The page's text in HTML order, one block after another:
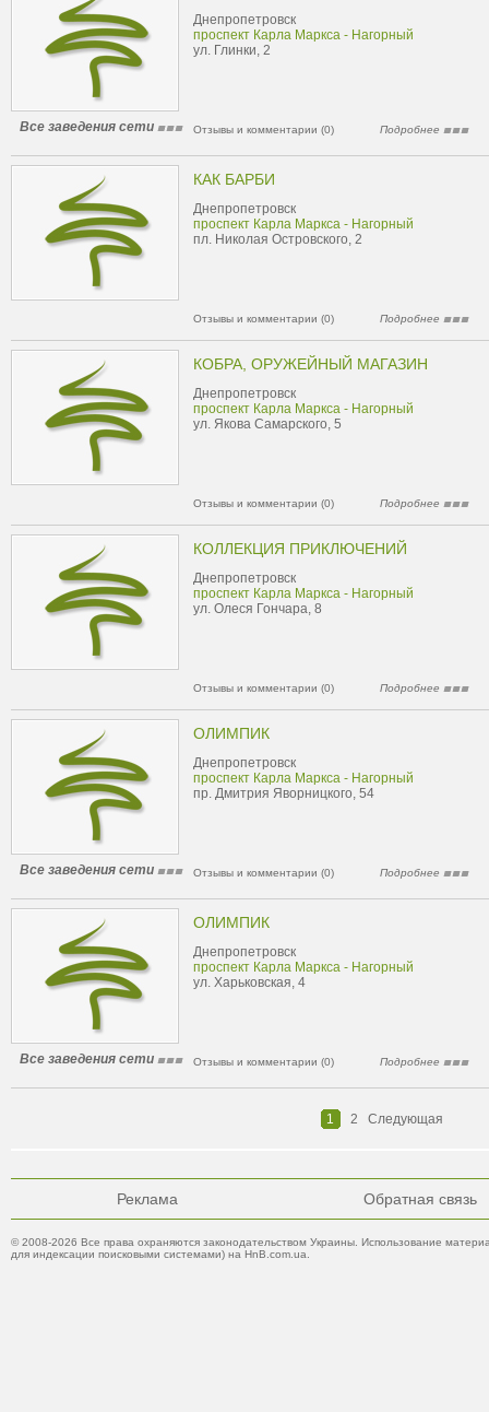
Днепропетровск
проспект Карла Маркса - Нагорный
ул. Глинки, 2
Все заведения сети Отзывы и комментарии (0) Подробнее
КАК БАРБИ
Днепропетровск
проспект Карла Маркса - Нагорный
пл. Николая Островского, 2
Отзывы и комментарии (0) Подробнее
КОБРА, ОРУЖЕЙНЫЙ МАГАЗИН
Днепропетровск
проспект Карла Маркса - Нагорный
ул. Якова Самарского, 5
Отзывы и комментарии (0) Подробнее
КОЛЛЕКЦИЯ ПРИКЛЮЧЕНИЙ
Днепропетровск
проспект Карла Маркса - Нагорный
ул. Олеся Гончара, 8
Отзывы и комментарии (0) Подробнее
ОЛИМПИК
Днепропетровск
проспект Карла Маркса - Нагорный
пр. Дмитрия Яворницкого, 54
Все заведения сети Отзывы и комментарии (0) Подробнее
ОЛИМПИК
Днепропетровск
проспект Карла Маркса - Нагорный
ул. Харьковская, 4
Все заведения сети Отзывы и комментарии (0) Подробнее
1 2 Следующая
Реклама Обратная связь
© 2008-2026 Все права охраняются законодательством Украины. Использование
для индексации поисковыми системами) на HnB.com.ua.